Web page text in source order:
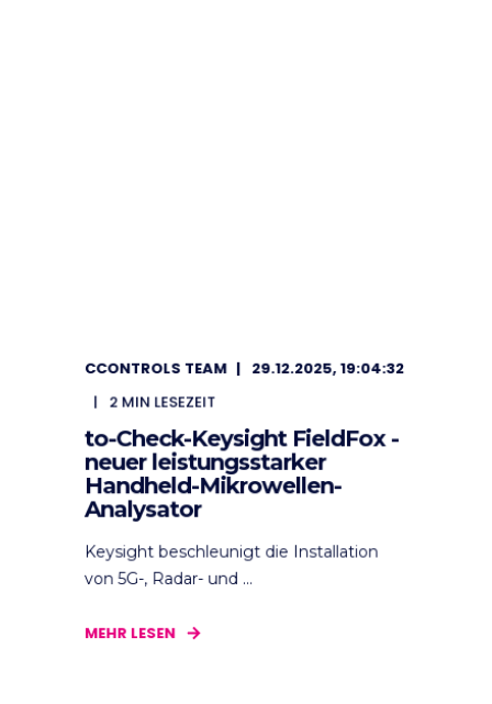
CCONTROLS TEAM 29.12.2025, 19:04:32
2 MIN LESEZEIT
to-Check-Keysight FieldFox -
neuer leistungsstarker
Handheld-Mikrowellen-
Analysator
Keysight beschleunigt die Installation
von 5G-, Radar- und ...
MEHR LESEN